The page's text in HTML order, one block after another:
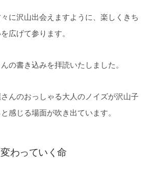
に沢山出会えますように、楽しくきち
広げて参ります。
の書き込みを拝読いたしました。
んのおっしゃる大人のノイズが沢山子
感じる場面が吹き出ています。
わっていく命